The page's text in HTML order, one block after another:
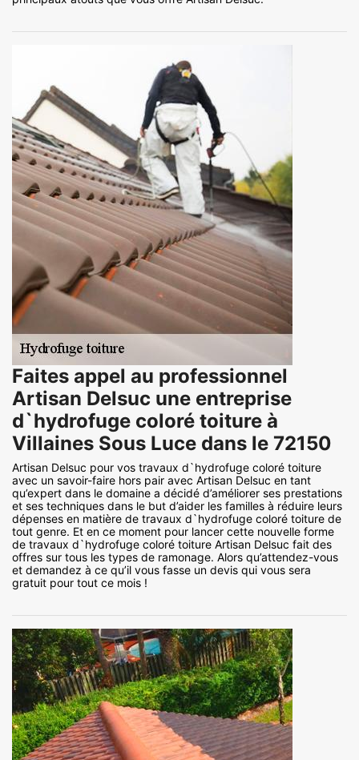
Faites appel au professionnel
Artisan Delsuc une entreprise
d`hydrofuge coloré toiture à
Villaines Sous Luce dans le 72150
Artisan Delsuc pour vos travaux d`hydrofuge coloré toiture
avec un savoir-faire hors pair avec Artisan Delsuc en tant
qu’expert dans le domaine a décidé d’améliorer ses prestations
et ses techniques dans le but d’aider les familles à réduire leurs
dépenses en matière de travaux d`hydrofuge coloré toiture de
tout genre. Et en ce moment pour lancer cette nouvelle forme
de travaux d`hydrofuge coloré toiture Artisan Delsuc fait des
offres sur tous les types de ramonage. Alors qu’attendez-vous
et demandez à ce qu’il vous fasse un devis qui vous sera
gratuit pour tout ce mois !